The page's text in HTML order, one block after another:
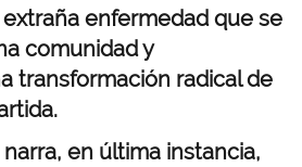
enfermedad que se
comunidad y
transformación radical de
en última instancia,